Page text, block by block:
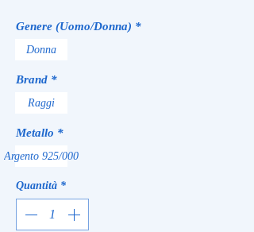
Genere (Uomo/Donna) *
Donna
Brand *
Raggi
Metallo *
Argento 925/000
Quantità *